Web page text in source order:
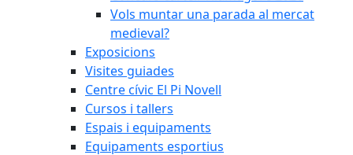
Vols muntar una parada al mercat
medieval?
Exposicions
Visites guiades
Centre cívic El Pi Novell
Cursos i tallers
Espais i equipaments
Equipaments esportius